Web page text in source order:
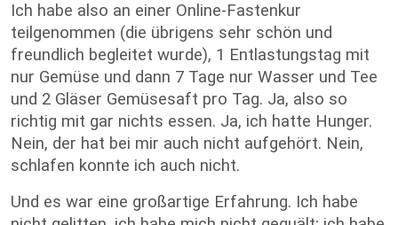
Ich habe also an einer Online-Fastenkur
teilgenommen (die übrigens sehr schön und
freundlich begleitet wurde), 1 Entlastungstag mit
nur Gemüse und dann 7 Tage nur Wasser und Tee
und 2 Gläser Gemüsesaft pro Tag. Ja, also so
richtig mit gar nichts essen. Ja, ich hatte Hunger.
Nein, der hat bei mir auch nicht aufgehört. Nein,
schlafen konnte ich auch nicht.
Und es war eine großartige Erfahrung. Ich habe